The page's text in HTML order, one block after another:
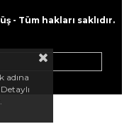
- Tüm hakları saklıdır.
adına